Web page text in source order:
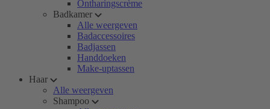
Ontharingscrème
Badkamer
Alle weergeven
Badaccessoires
Badjassen
Handdoeken
Make-uptassen
Haar
Alle weergeven
Shampoo